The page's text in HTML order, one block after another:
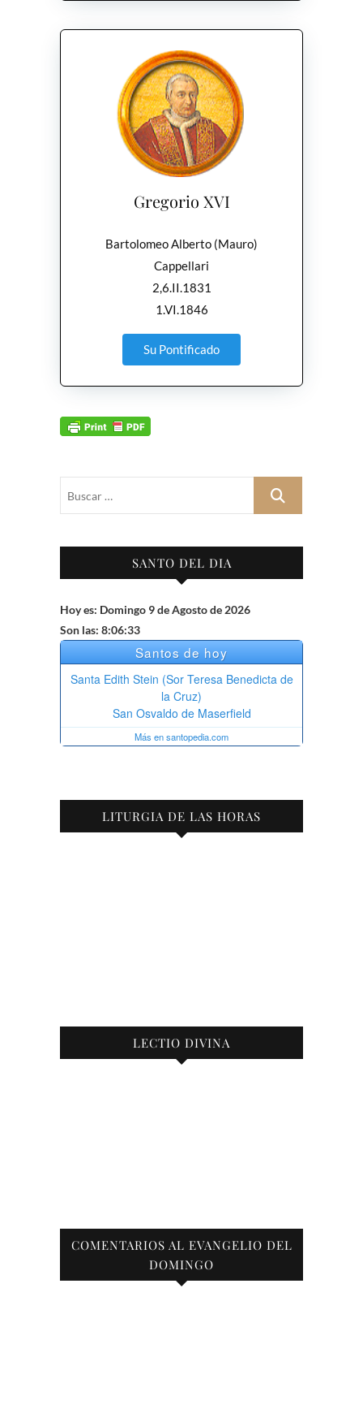
Gregorio XVI
Bartolomeo Alberto (Mauro)
Cappellari
2,6.II.1831
1.VI.1846
Su Pontificado
Buscar
SANTO DEL DIA
Hoy es: Domingo 9 de Agosto de 2026
Son las: 8:06:34
LITURGIA DE LAS HORAS
LECTIO DIVINA
COMENTARIOS AL EVANGELIO DEL
DOMINGO